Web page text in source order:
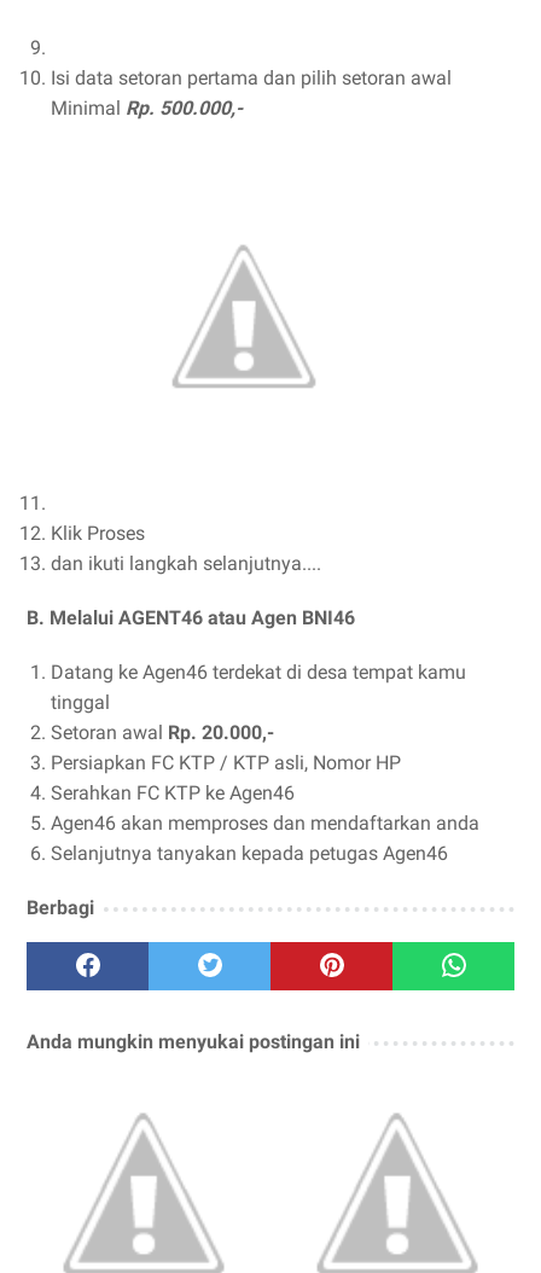
Isi data setoran pertama dan pilih setoran awal
Minimal Rp. 500.000,-
Klik Proses
dan ikuti langkah selanjutnya....
B. Melalui AGENT46 atau Agen BNI46
Datang ke Agen46 terdekat di desa tempat kamu
tinggal
Setoran awal Rp. 20.000,-
Persiapkan FC KTP / KTP asli, Nomor HP
Serahkan FC KTP ke Agen46
Agen46 akan memproses dan mendaftarkan anda
Selanjutnya tanyakan kepada petugas Agen46
Berbagi
Anda mungkin menyukai postingan ini